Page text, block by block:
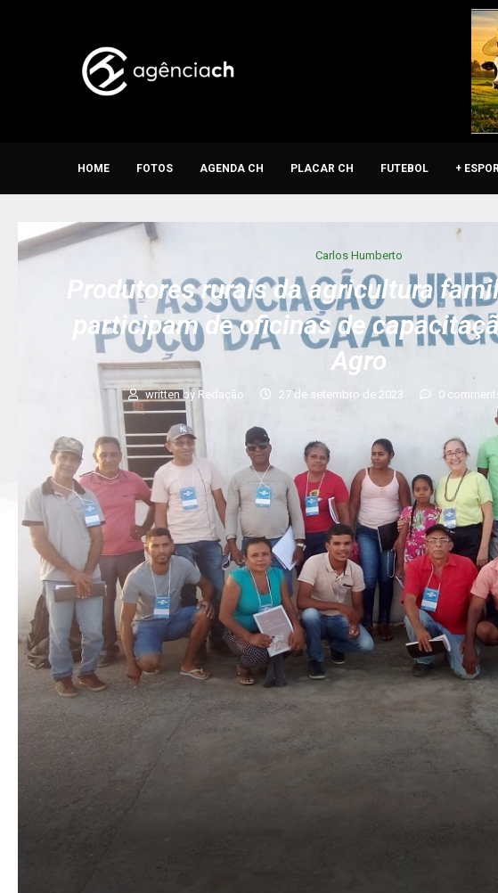
HOME FOTOS AGENDA CH PLACAR CH FUTEBOL +
Carlos Humberto
Produtores rurais da agricultura
participam de oficinas de
Agro
written by Redação 27 de setembro de 2023 0